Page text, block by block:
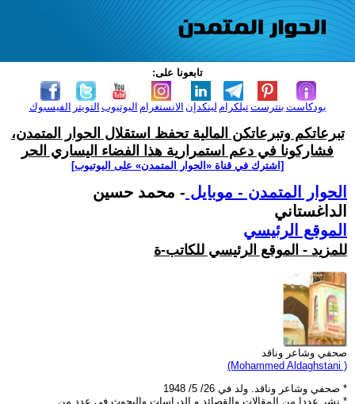
تابعونا على:
الفيسبوك التويتر اليوتيوب الانستغرام لينكدإن تيلكرامبنترست بودكاست
تبرعاتكم وتبرعاتكن المالية تحفظ استقلال الحوار المتمدن،
فشاركونا في دعم استمرارية هذا الفضاء اليساري الحر
[اشترك في قناة ‫«الحوار المتمدن» على اليوتيوب]
الحوار المتمدن - موبايل - محمد حسين
الداغستاني
الموقع الرئيسي
للمزيد - الموقع الرئيسي للكاتب-ة
صحفي وشاعر وناقد
(Mohammed Aldaghstani )
* صحفي وشاعر وناقد. ولد في 26/ 5/ 1948
* نشر عددا من المقالات والقصائد و الدراسات والبحوث في عدد من